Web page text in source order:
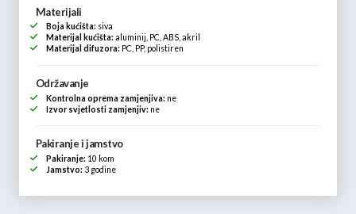
Materijali
Boja kućišta: siva
Materijal kućišta: aluminij, PC, ABS, akril
Materijal difuzora: PC, PP, polistiren
Održavanje
Kontrolna oprema zamjenjiva: ne
Izvor svjetlosti zamjenjiv: ne
Pakiranje i jamstvo
Pakiranje: 10 kom
Jamstvo: 3 godine